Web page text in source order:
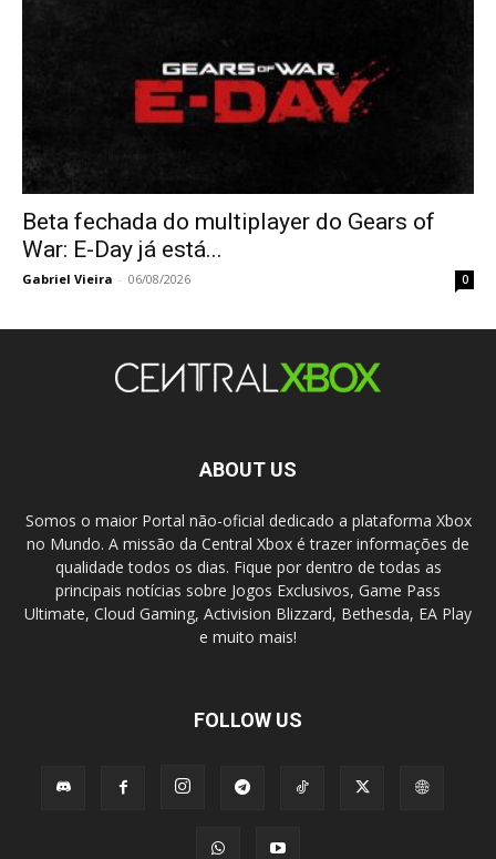
Beta fechada do multiplayer do Gears of
War: E-Day já está...
Gabriel Vieira - 06/08/2026 0
ABOUT US
Somos o maior Portal não-oficial dedicado a plataforma Xbox
no Mundo. A missão da Central Xbox é trazer informações de
qualidade todos os dias. Fique por dentro de todas as
principais notícias sobre Jogos Exclusivos, Game Pass
Ultimate, Cloud Gaming, Activision Blizzard, Bethesda, EA Play
e muito mais!
FOLLOW US